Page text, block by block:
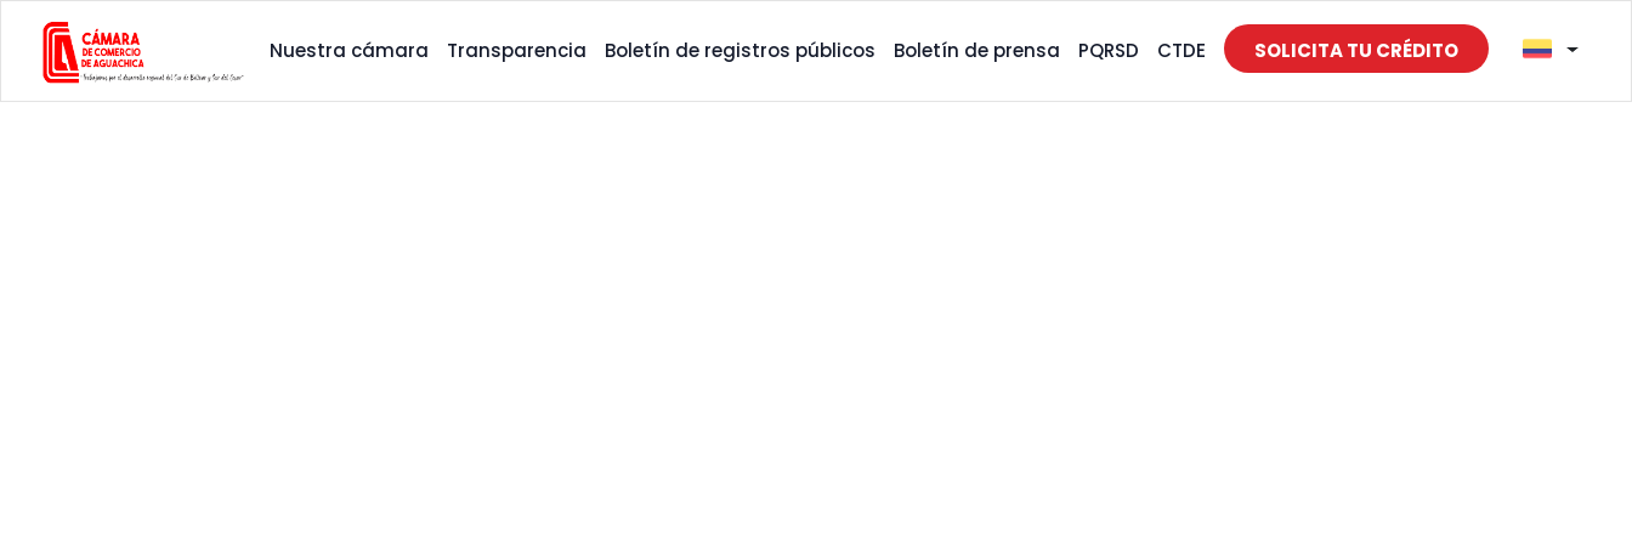
Nuestra cámara Transparencia Boletín de registros públicos Boletín de prensa PQRSD CTDE SOLICITA TU CRÉDITO